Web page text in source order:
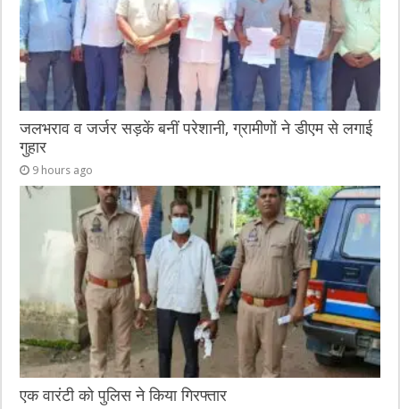
जलभराव व जर्जर सड़कें बनीं परेशानी, ग्रामीणों ने डीएम से लगाई
गुहार
9 hours ago
एक वारंटी को पुलिस ने किया गिरफ्तार